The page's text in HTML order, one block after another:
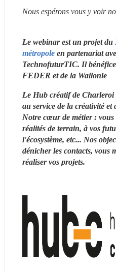
Nous espérons vous y voir
Le webinar est un projet du
métropole en partenariat
TechnofuturTIC. Il
FEDER et de la Wallonie
Le Hub créatif de
au service de la créativité
Notre cœur de métier :
réalités de terrain, à vos
l'écosystème, etc... Nos
dénicher les contacts, vous
réaliser vos projets.